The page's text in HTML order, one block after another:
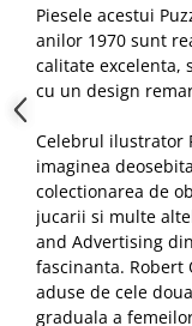
Piesele acestui
anilor 1970 sunt
calitate excelenta,
cu un design
Celebrul ilustrator
imaginea
colectionarea de
jucarii si multe
and Advertising
fascinanta. Robert
aduse de cele
graduala a